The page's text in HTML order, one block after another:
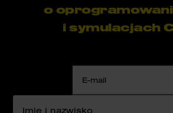
o
i symulacjach